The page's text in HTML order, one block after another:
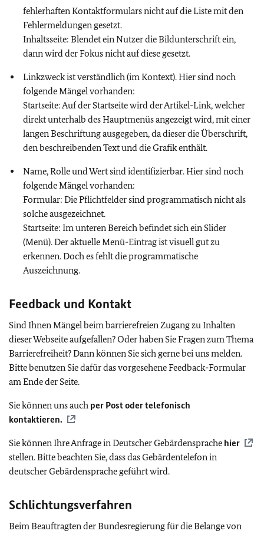
fehlerhaften Kontaktformulars nicht auf die Liste mit den
Fehlermeldungen gesetzt.
Inhaltsseite: Blendet ein Nutzer die Bildunterschrift ein,
dann wird der Fokus nicht auf diese gesetzt.
Linkzweck ist verständlich (im Kontext). Hier sind noch
folgende Mängel vorhanden:
Startseite: Auf der Startseite wird der Artikel-Link, welcher
direkt unterhalb des Hauptmenüs angezeigt wird, mit einer
langen Beschriftung ausgegeben, da dieser die Überschrift,
den beschreibenden Text und die Grafik enthält.
Name, Rolle und Wert sind identifizierbar. Hier sind noch
folgende Mängel vorhanden:
Formular: Die Pflichtfelder sind programmatisch nicht als
solche ausgezeichnet.
Startseite: Im unteren Bereich befindet sich ein Slider
(Menü). Der aktuelle Menü-Eintrag ist visuell gut zu
erkennen. Doch es fehlt die programmatische
Auszeichnung.
Feedback und Kontakt
Sind Ihnen Mängel beim barrierefreien Zugang zu Inhalten
dieser Webseite aufgefallen? Oder haben Sie Fragen zum Thema
Barrierefreiheit? Dann können Sie sich gerne bei uns melden.
Bitte benutzen Sie dafür das vorgesehene Feedback-Formular
am Ende der Seite.
Sie können uns auch per Post oder telefonisch
kontaktieren.
Sie können Ihre Anfrage in Deutscher Gebärdensprache hier
stellen. Bitte beachten Sie, dass das Gebärdentelefon in
deutscher Gebärdensprache geführt wird.
Schlichtungsverfahren
Beim Beauftragten der Bundesregierung für die Belange von